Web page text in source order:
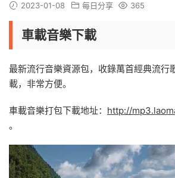
2023-01-08 每日分享 365
車載音樂下載
最新流行音樂資源包，收錄萬首經典流行
載，非常方便。
車載音樂打包下載地址： http://
。